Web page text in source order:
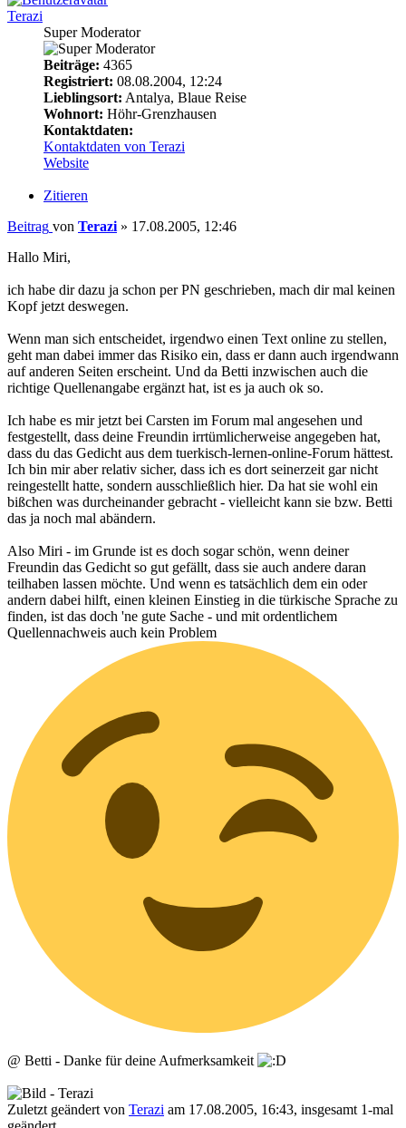
Terazi
Super Moderator
Beiträge: 4365
Registriert: 08.08.2004, 12:24
Lieblingsort: Antalya, Blaue Reise
Wohnort: Höhr-Grenzhausen
Kontaktdaten:
Kontaktdaten von Terazi
Website
Zitieren
Beitrag von Terazi » 17.08.2005, 12:46
Hallo Miri,
ich habe dir dazu ja schon per PN geschrieben, mach dir mal keinen
Kopf jetzt deswegen.
Wenn man sich entscheidet, irgendwo einen Text online zu stellen,
geht man dabei immer das Risiko ein, dass er dann auch irgendwann
auf anderen Seiten erscheint. Und da Betti inzwischen auch die
richtige Quellenangabe ergänzt hat, ist es ja auch ok so.
Ich habe es mir jetzt bei Carsten im Forum mal angesehen und
festgestellt, dass deine Freundin irrtümlicherweise angegeben hat,
dass du das Gedicht aus dem tuerkisch-lernen-online-Forum hättest.
Ich bin mir aber relativ sicher, dass ich es dort seinerzeit gar nicht
reingestellt hatte, sondern ausschließlich hier. Da hat sie wohl ein
bißchen was durcheinander gebracht - vielleicht kann sie bzw. Betti
das ja noch mal abändern.
Also Miri - im Grunde ist es doch sogar schön, wenn deiner
Freundin das Gedicht so gut gefällt, dass sie auch andere daran
teilhaben lassen möchte. Und wenn es tatsächlich dem ein oder
andern dabei hilft, einen kleinen Einstieg in die türkische Sprache zu
finden, ist das doch 'ne gute Sache - und mit ordentlichem
Quellennachweis auch kein Problem
@ Betti - Danke für deine Aufmerksamkeit
- Terazi
Zuletzt geändert von Terazi am 17.08.2005, 16:43, insgesamt 1-mal